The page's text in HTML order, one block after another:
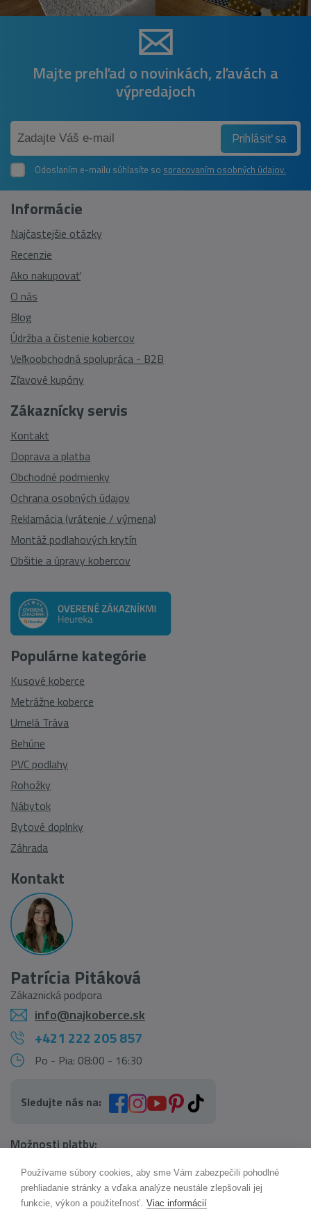
Majte prehľad o novinkách, zľavách a
výpredajoch
Prihlásiť sa
Odoslaním e-mailu súhlasíte so spracovaním osobných údajov.
Zákaznícky servis
Kontakt
Doprava a platba
Obchodné podmienky
Ochrana osobných údajov
Reklamácia (vrátenie / výmena)
Montáž podlahových krytín
Obšitie a úpravy kobercov
Informácie
Najčastejšie otázky
Recenzie
Ako nakupovať
O nás
Blog
Údržba a čistenie kobercov
Veľkoobchodná spolupráca - B2B
Zľavové kupóny
Populárne kategórie
Kusové koberce
Metrážne koberce
Umelá Tráva
Behúne
PVC podlahy
Rohožky
Nábytok
Bytové doplnky
Záhrada
Kontakt
Patrícia Pitáková
Zákaznická podpora
info@najkoberce.sk
+421 222 205 857
Po - Pia: 08:00 - 16:30
Sledujte nás na:
Možnosti platby:
AI pomocník Maxík
Online
Používame súbory cookies, aby sme Vám zabezpečili pohodlné
prehliadanie stránky a vďaka analýze neustále zlepšovali jej
funkcie, výkon a použiteľnosť. Viac informácií